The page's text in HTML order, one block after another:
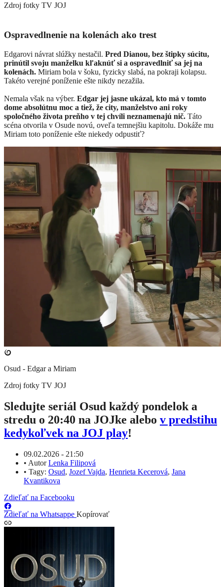
Zdroj fotky TV JOJ
Ospravedlnenie na kolenách ako trest
Edgarovi návrat slúžky nestačil. Pred Dianou, bez štipky súcitu,
prinútil svoju manželku kľaknúť si a ospravedlniť sa jej na
kolenách. Miriam bola v šoku, fyzicky slabá, na pokraji kolapsu.
Takéto verejné poníženie ešte nikdy nezažila.
Nemala však na výber. Edgar jej jasne ukázal, kto má v tomto
dome absolútnu moc a tiež, že city, manželstvo ani roky
spoločného života preňho v tej chvíli neznamenajú nič. Táto
scéna otvorila v Osude novú, oveľa temnejšiu kapitolu. Dokáže mu
Miriam toto poníženie ešte niekedy odpustiť?
Osud - Edgar a Miriam
Zdroj fotky TV JOJ
Sledujte seriál Osud každý pondelok a
stredu o 20:40 na JOJke alebo v predstihu
kedykoľvek na JOJ play!
09.02.2026 - 21:50
• AutorLenka Filipová
• Tagy: Osud, Jozef Vajda, Henrieta Kecerová, Jana
Kvantikova
Zdieľať na Facebooku
Zdieľať na Whatsappe Kopírovať